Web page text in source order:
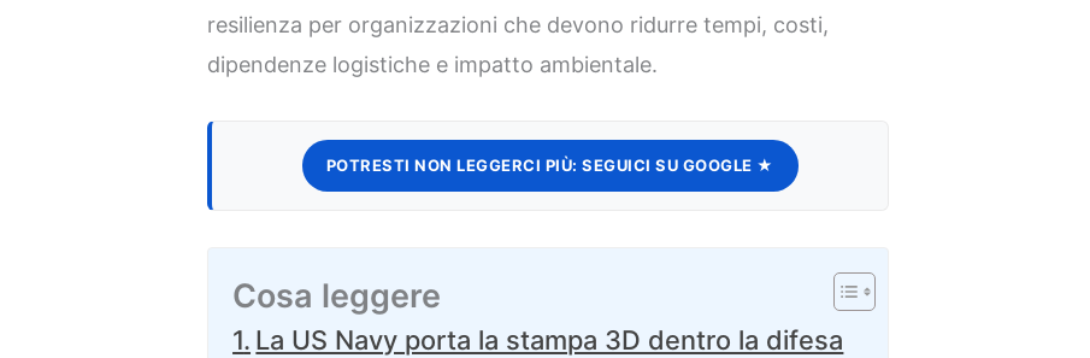
resilienza per organizzazioni che devono ridurre tempi, costi,
dipendenze logistiche e impatto ambientale.
POTRESTI NON LEGGERCI PIÙ: SEGUICI SU GOOGLE ★
Cosa leggere
La US Navy porta la stampa 3D dentro la difesa